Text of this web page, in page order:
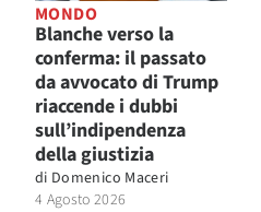
MONDO
Blanche verso la
conferma: il passato
da avvocato di Trump
riaccende i dubbi
sull’indipendenza
della giustizia
di Domenico Maceri
4 Agosto 2026